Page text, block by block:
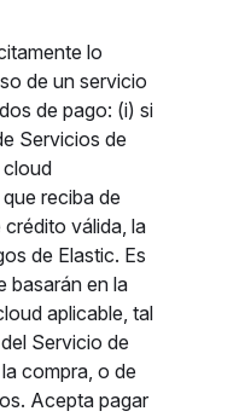
lo
de un servicio
de pago: (i) si
Servicios de
reciba de
válida, la
de Elastic. Es
basarán en la
aplicable, tal
Servicio de
compra, o de
Acepta pagar